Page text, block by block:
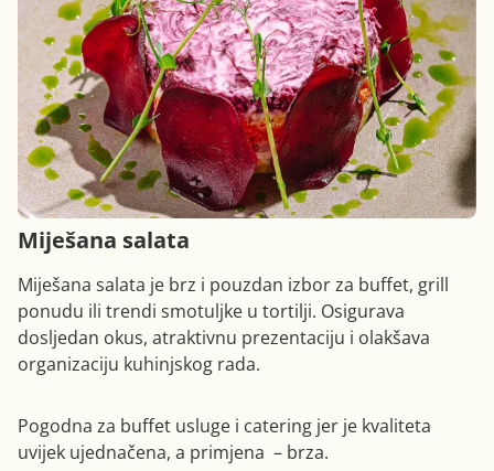
Miješana salata
Miješana salata je brz i pouzdan izbor za buffet, grill
ponudu ili trendi smotuljke u tortilji. Osigurava
dosljedan okus, atraktivnu prezentaciju i olakšava
organizaciju kuhinjskog rada.
Pogodna za buffet usluge i catering jer je kvaliteta
uvijek ujednačena, a primjena – brza.